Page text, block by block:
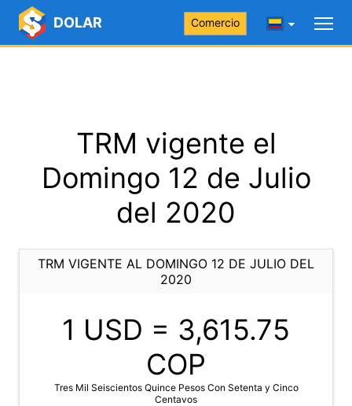
DOLAR Comercio
TRM vigente el
Domingo 12 de Julio
del 2020
TRM VIGENTE AL DOMINGO 12 DE JULIO DEL
2020
1 USD = 3,615.75
COP
Tres Mil Seiscientos Quince Pesos Con Setenta y Cinco
Centavos